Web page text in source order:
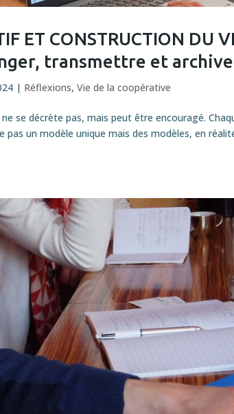
ET CONSTRUCTION DU
transmettre et
| Réflexions,Vie de la coopérative
ne se décrète pas, mais peut être encouragé.
pas un modèle unique mais des modèles, en